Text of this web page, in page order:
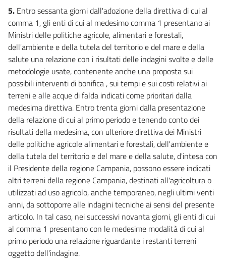
5. Entro sessanta giorni dall'adozione della direttiva di cui al
comma 1, gli enti di cui al medesimo comma 1 presentano ai
Ministri delle politiche agricole, alimentari e forestali,
dell'ambiente e della tutela del territorio e del mare e della
salute una relazione con i risultati delle indagini svolte e delle
metodologie usate, contenente anche una proposta sui
possibili interventi di bonifica , sui tempi e sui costi relativi ai
terreni e alle acque di falda indicati come prioritari dalla
medesima direttiva. Entro trenta giorni dalla presentazione
della relazione di cui al primo periodo e tenendo conto dei
risultati della medesima, con ulteriore direttiva dei Ministri
delle politiche agricole alimentari e forestali, dell'ambiente e
della tutela del territorio e del mare e della salute, d'intesa con
il Presidente della regione Campania, possono essere indicati
altri terreni della regione Campania, destinati all'agricoltura o
utilizzati ad uso agricolo, anche temporaneo, negli ultimi venti
anni, da sottoporre alle indagini tecniche ai sensi del presente
articolo. In tal caso, nei successivi novanta giorni, gli enti di cui
al comma 1 presentano con le medesime modalità di cui al
primo periodo una relazione riguardante i restanti terreni
oggetto dell'indagine.